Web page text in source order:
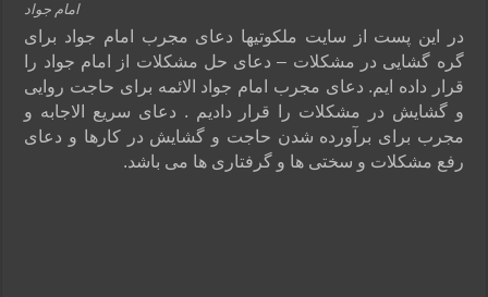
امام جواد
در این پست از سایت ملکوتیها دعای مجرب امام جواد برای
گره گشایی در مشکلات – دعای حل مشکلات از امام جواد را
قرار داده ایم. دعای مجرب امام جواد الائمه برای حاجت روایی
و گشایش در مشکلات را قرار دادیم . دعای سریع الاجابه و
مجرب برای برآورده شدن حاجت و گشایش در کارها و دعای
رفع مشکلات و سختی ها و گرفتاری ها می باشد.